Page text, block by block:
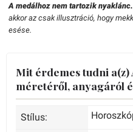
A medálhoz nem tartozik nyaklánc.
akkor az csak illusztráció, hogy
esése.
Mit érdemes tudni
méretéről, anyagáról
Stílus: